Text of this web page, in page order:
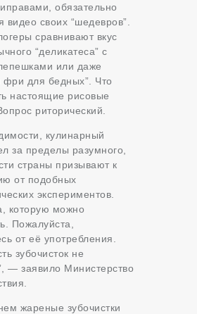
обязательно
видео своих “шедевров”.
сравнивают вкус
“деликатеса” с
или даже
фри для бедных”. Что
настоящие рисовые
риторический.
кулинарный
за пределы разумного,
страны призывают к
от подобных
экспериментов.
которую можно
Пожалуйста,
от её употребления.
зубочисток не
— заявило Министерство
жареные зубочистки